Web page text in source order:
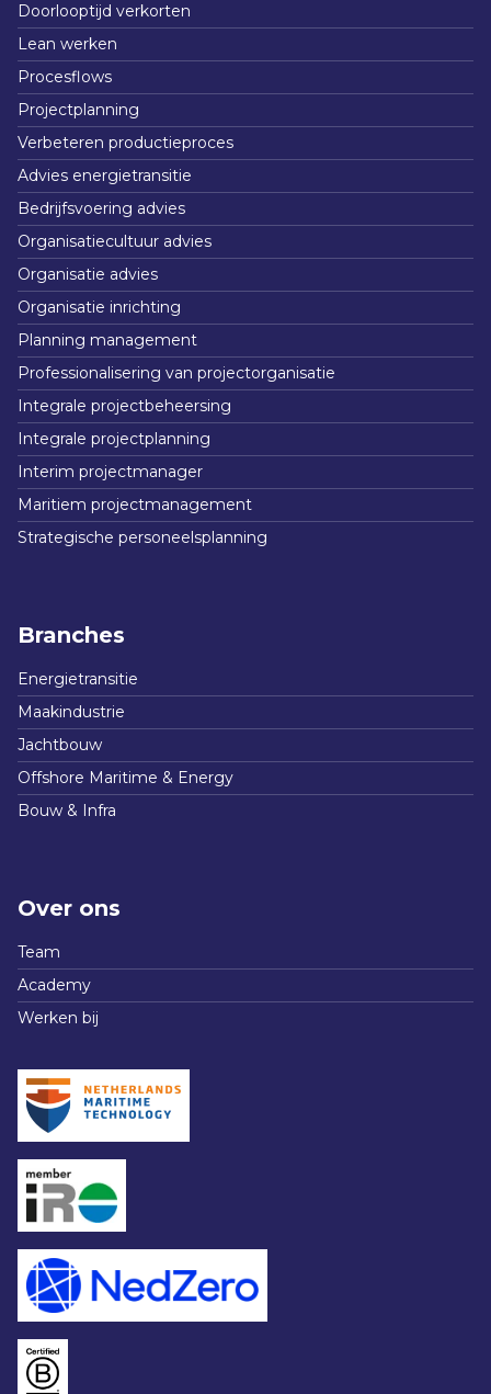
Doorlooptijd verkorten
Lean werken
Procesflows
Projectplanning
Verbeteren productieproces
Advies energietransitie
Bedrijfsvoering advies
Organisatiecultuur advies
Organisatie advies
Organisatie inrichting
Planning management
Professionalisering van projectorganisatie
Integrale projectbeheersing
Integrale projectplanning
Interim projectmanager
Maritiem projectmanagement
Strategische personeelsplanning
Branches
Energietransitie
Maakindustrie
Jachtbouw
Offshore Maritime & Energy
Bouw & Infra
Over ons
Team
Academy
Werken bij